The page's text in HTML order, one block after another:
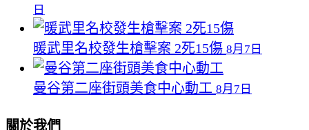
日
暖武里名校發生槍擊案 2死15傷 8月7日
曼谷第二座街頭美食中心動工 8月7日
關於我們